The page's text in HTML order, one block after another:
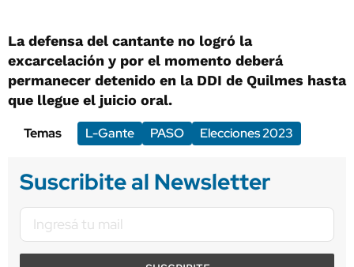
La defensa del cantante no logró la
excarcelación y por el momento deberá
permanecer detenido en la DDI de Quilmes hasta
que llegue el juicio oral.
Temas
L-Gante PASO Elecciones 2023
Suscribite al Newsletter